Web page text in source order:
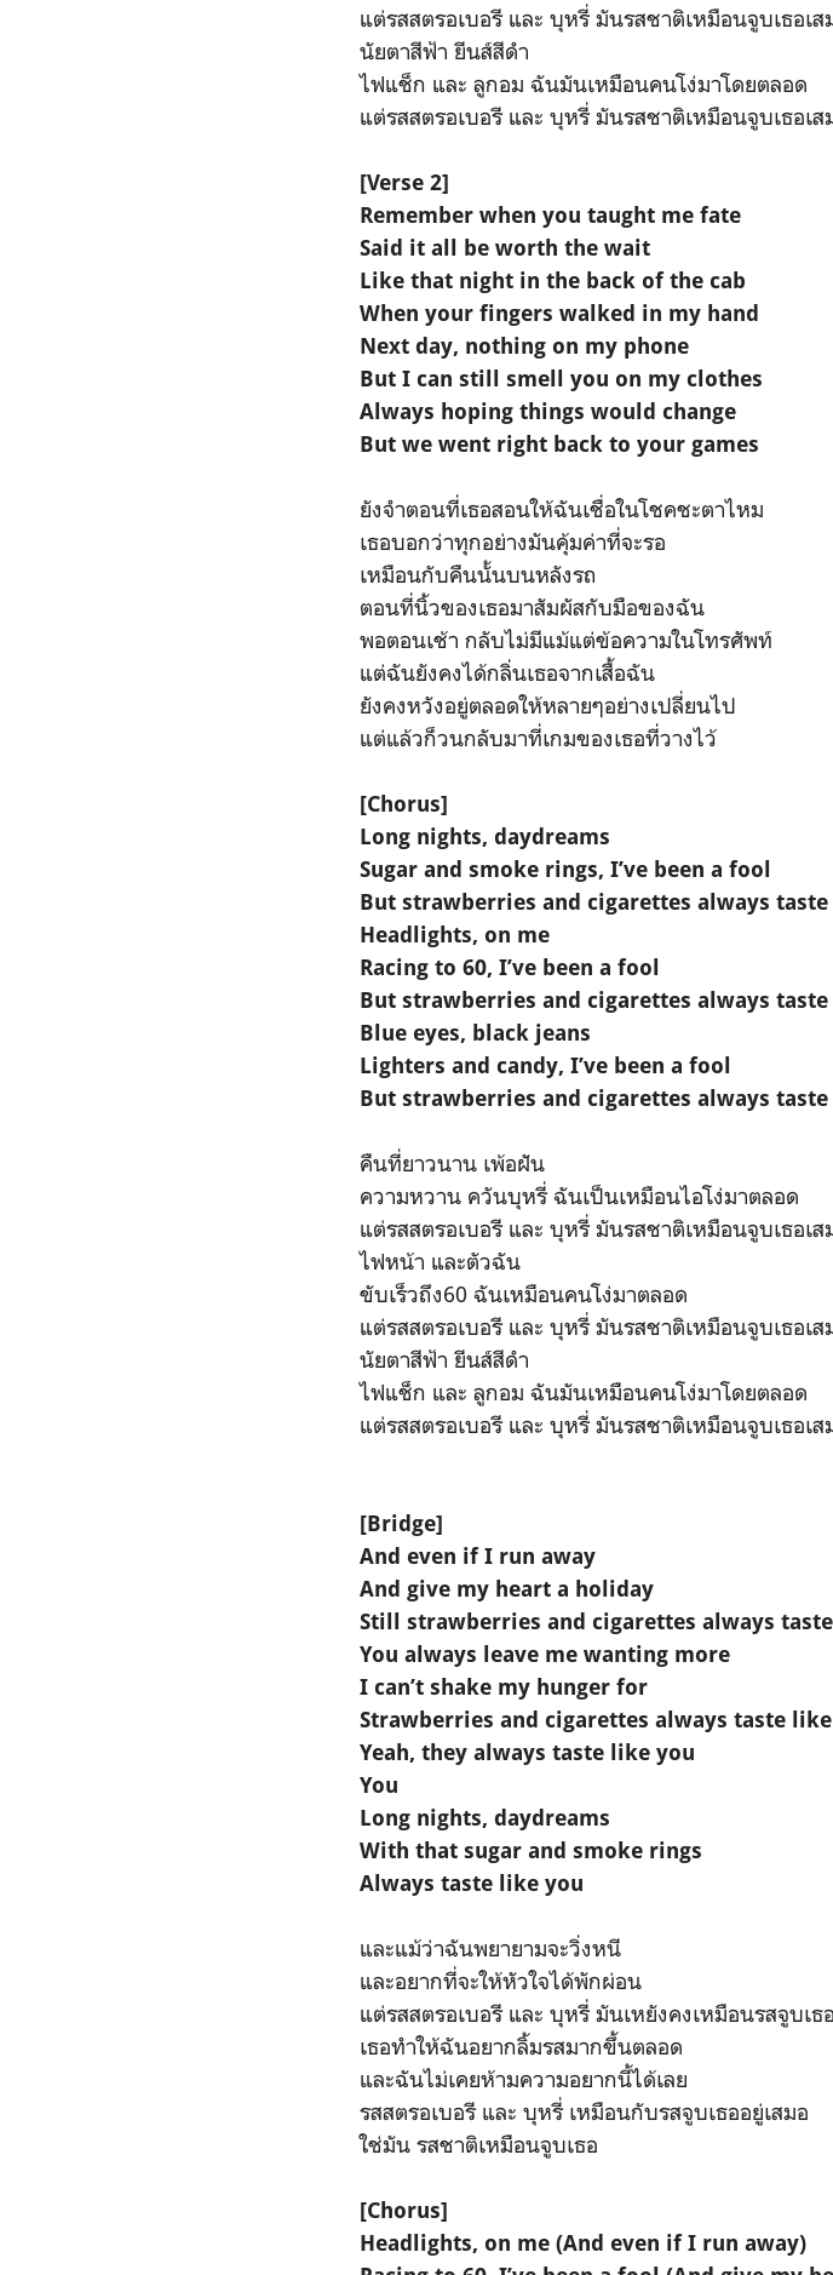
แต่รสสตรอเบอรี และ บุหรี่ มันรสชาติเหมือนจูบเธอเส
นัยตาสีฟ้า ยีนส์สีดำ
ไฟแช็ก และ ลูกอม ฉันมันเหมือนคนโง่มาโดยตลอด
แต่รสสตรอเบอรี และ บุหรี่ มันรสชาติเหมือนจูบเธอเส
[Verse 2]
Remember when you taught me fate
Said it all be worth the wait
Like that night in the back of the cab
When your fingers walked in my hand
Next day, nothing on my phone
But I can still smell you on my clothes
Always hoping things would change
But we went right back to your games
ยังจำตอนที่เธอสอนให้ฉันเชื่อในโชคชะตาไหม
เธอบอกว่าทุกอย่างมันคุ้มค่าที่จะรอ
เหมือนกับคืนนั้นบนหลังรถ
ตอนที่นิ้วของเธอมาสัมผัสกับมือของฉัน
พอตอนเช้า กลับไม่มีแม้แต่ข้อความในโทรศัพท์
แต่ฉันยังคงได้กลิ่นเธอจากเสื้อฉัน
ยังคงหวังอยู่ตลอดให้หลายๆอย่างเปลี่ยนไป
แต่แล้วก็วนกลับมาที่เกมของเธอที่วางไว้
[Chorus]
Long nights, daydreams
Sugar and smoke rings, I’ve been a fool
But strawberries and cigarettes always
Headlights, on me
Racing to 60, I’ve been a fool
But strawberries and cigarettes always
Blue eyes, black jeans
Lighters and candy, I’ve been a fool
But strawberries and cigarettes always
คืนที่ยาวนาน เพ้อฝัน
ความหวาน ควันบุหรี่ ฉันเป็นเหมือนไอโง่มาตลอด
แต่รสสตรอเบอรี และ บุหรี่ มันรสชาติเหมือนจูบเธอเส
ไฟหน้า และตัวฉัน
ขับเร็วถึง60 ฉันเหมือนคนโง่มาตลอด
แต่รสสตรอเบอรี และ บุหรี่ มันรสชาติเหมือนจูบเธอเส
นัยตาสีฟ้า ยีนส์สีดำ
ไฟแช็ก และ ลูกอม ฉันมันเหมือนคนโง่มาโดยตลอด
แต่รสสตรอเบอรี และ บุหรี่ มันรสชาติเหมือนจูบเธอเส
[Bridge]
And even if I run away
And give my heart a holiday
Still strawberries and cigarettes always
You always leave me wanting more
I can’t shake my hunger for
Strawberries and cigarettes always taste
Yeah, they always taste like you
You
Long nights, daydreams
With that sugar and smoke rings
Always taste like you
และแม้ว่าฉันพยายามจะวิ่งหนี
และอยากที่จะให้หัวใจได้พักผ่อน
แต่รสสตรอเบอรี และ บุหรี่ มันเหยังคงเหมือนรสจูบเธอ
เธอทำให้ฉันอยากลิ้มรสมากขึ้นตลอด
และฉันไม่เคยห้ามความอยากนี้ได้เลย
รสสตรอเบอรี และ บุหรี่ เหมือนกับรสจูบเธออยู่เสมอ
ใช่มัน รสชาติเหมือนจูบเธอ
[Chorus]
Headlights, on me (And even if I run away)